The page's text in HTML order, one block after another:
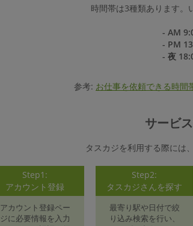
時間帯は3種類あります。
- AM
- PM
- 夜
参考: お仕事を依頼できる時
サービ
タスカジを利用する際には
Step1:
アカウント登録
アカウント登録ペー
ジに必要情報を入力
Step2:
タスカジさんを探す
最寄り駅や日付で絞
り込み検索を行い、